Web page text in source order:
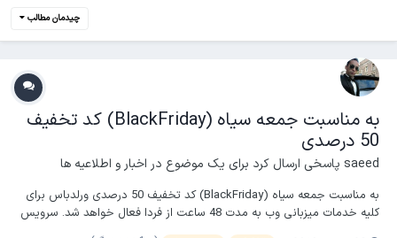
چیدمان مطالب
به مناسبت جمعه سیاه (BlackFriday) کد تخفیف
50 درصدی
saeed پاسخی ارسال کرد برای یک موضوع در اخبار و اطلاعیه ها
به مناسبت جمعه سیاه (BlackFriday) کد تخفیف 50 درصدی ورلدباس برای
کلیه خدمات میزبانی وب به مدت 48 ساعت از فردا فعال خواهد شد. سرویس